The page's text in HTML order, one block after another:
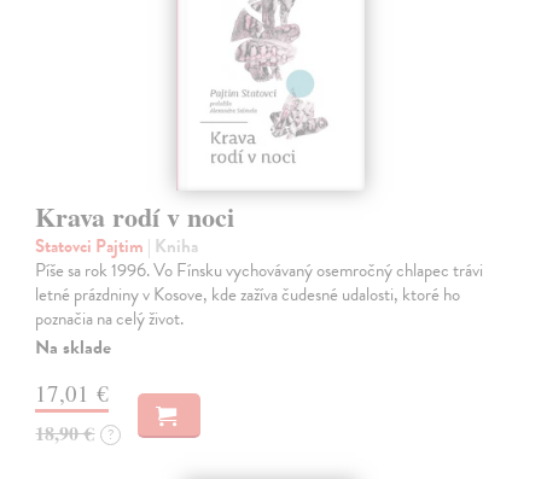
Krava rodí v noci
Statovci Pajtim | Kniha
Píše sa rok 1996. Vo Fínsku vychovávaný osemročný chlapec trávi
letné prázdniny v Kosove, kde zažíva čudesné udalosti, ktoré ho
poznačia na celý život.
Na sklade
17,01 €
18,90 € ?